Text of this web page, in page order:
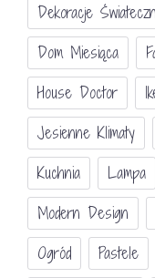
Dekoracje
Dom Miesiąca
House Doctor
Jesienne Klimaty
Kuchnia
Lampa
Modern Design
Ogród
Pastele